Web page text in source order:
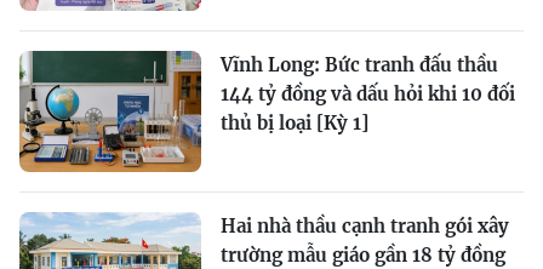
Vĩnh Long: Bức tranh đấu thầu
144 tỷ đồng và dấu hỏi khi 10 đối
thủ bị loại [Kỳ 1]
Hai nhà thầu cạnh tranh gói xây
trường mẫu giáo gần 18 tỷ đồng